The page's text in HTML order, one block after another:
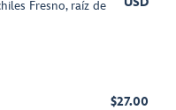
Fresno, raíz de
$27.00